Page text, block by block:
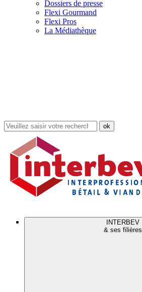
Dossiers de presse
Flexi Gourmand
Flexi Pros
La Médiathèque
Rechercher
dans
site
INTERBEV
& ses filières